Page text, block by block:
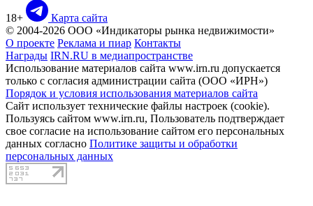
18+
Карта сайта
© 2004-2026 ООО «Индикаторы рынка недвижимости»
О проекте Реклама и пиар Контакты
Награды IRN.RU в медиапространстве
Использование материалов сайта www.irn.ru допускается
только с согласия администрации сайта (ООО «ИРН»)
Порядок и условия использования материалов сайта
Сайт использует технические файлы настроек (cookie).
Пользуясь сайтом www.irn.ru, Пользователь подтверждает
свое согласие на использование сайтом его персональных
данных согласно Политике защиты и обработки
персональных данных